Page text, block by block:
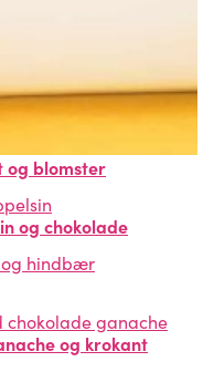
og blomster
og chokolade
og krokant